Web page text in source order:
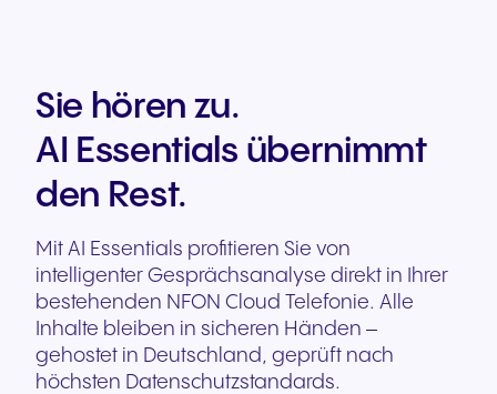
Sie hören zu.
AI Essentials übernimmt
den Rest.
Mit AI Essentials profitieren Sie von
intelligenter Gesprächsanalyse direkt in Ihrer
bestehenden NFON Cloud Telefonie. Alle
Inhalte bleiben in sicheren Händen –
gehostet in Deutschland, geprüft nach
höchsten Datenschutzstandards.